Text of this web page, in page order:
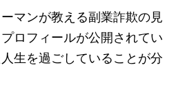
マンが教える副業詐欺の見
ロフィールが公開されてい
生を過ごしていることが分